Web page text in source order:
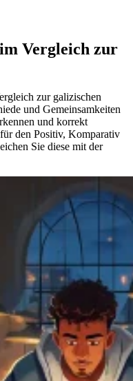
Vergleich zur
zur galizischen
und Gemeinsamkeiten
und korrekt
den Positiv, Komparativ
Sie diese mit der